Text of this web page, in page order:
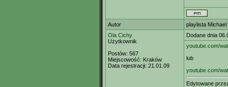
Autor
playlista Michael
Ola Cichy
Użytkownik
Postów: 567
Miejscowość: Kraków
Data rejestracji: 21.01.09
Dodane dnia
youtube.com/
lub
youtube.com/
Edytowane